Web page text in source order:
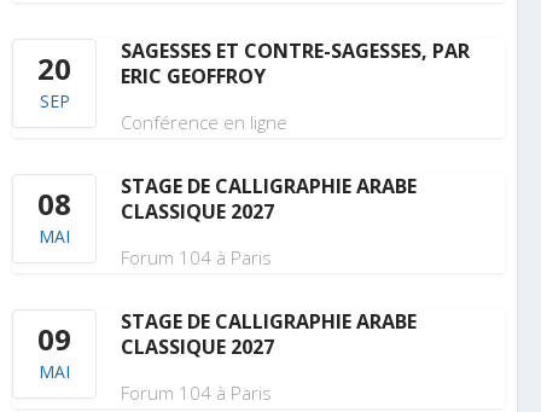
20
SEP
SAGESSES ET CONTRE-SAGESSES, PAR
ERIC GEOFFROY
Conférence en ligne
08
MAI
STAGE DE CALLIGRAPHIE ARABE
CLASSIQUE 2027
Forum 104 à Paris
09
MAI
STAGE DE CALLIGRAPHIE ARABE
CLASSIQUE 2027
Forum 104 à Paris